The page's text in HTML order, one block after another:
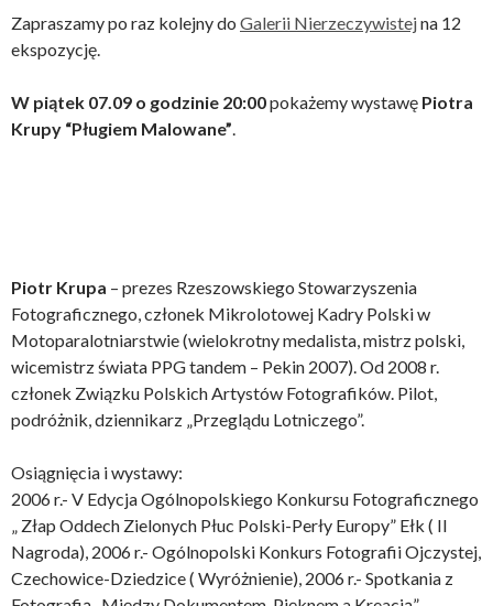
Zapraszamy po raz kolejny do Galerii Nierzeczywistejna 12
ekspozycję.
W piątek 07.09 o godzinie 20:00pokażemy wystawę Piotra
Krupy “Pługiem Malowane”
Piotr Krupa – prezes Rzeszowskiego Stowarzyszenia
Fotograficznego, członek Mikrolotowej Kadry Polski w
Motoparalotniarstwie (wielokrotny medalista, mistrz polski,
wicemistrz świata PPG tandem – Pekin 2007). Od 2008 r.
członek Związku Polskich Artystów Fotografików. Pilot,
podróżnik, dziennikarz „Przeglądu Lotniczego”.
Osiągnięcia i wystawy:
2006 r.- V Edycja Ogólnopolskiego Konkursu Fotograficznego
„ Złap Oddech Zielonych Płuc Polski-Perły Europy” Ełk ( II
Nagroda), 2006 r.- Ogólnopolski Konkurs Fotografii Ojczystej,
Czechowice-Dziedzice ( Wyróżnienie), 2006 r.- Spotkania z